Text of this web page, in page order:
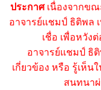
ประกาศเนื่องจากข
อาจารย์แชมป์ ธิติพล
เชื่อ เพื่อหวั
อาจารย์แชมป์ ธิ
เกี่ยวข้อง หรือ รู้เห็น
สนทนา